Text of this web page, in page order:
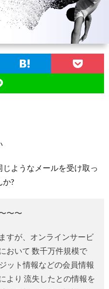
ッ
マ
ようなメールを受け取っ
?
〜〜
すが、オンラインサービ
おいて 数千万件規模で
ット情報などの会員情報
より 流失したとの情報を